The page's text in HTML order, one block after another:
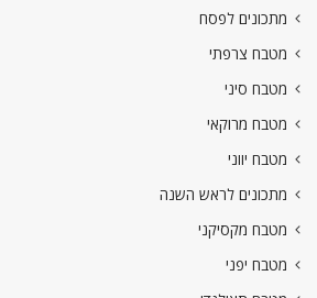
מתכונים לפסח
מטבח צרפתי
מטבח סיני
מטבח מרוקאי
מטבח יווני
מתכונים לראש השנה
מטבח מקסיקני
מטבח יפני